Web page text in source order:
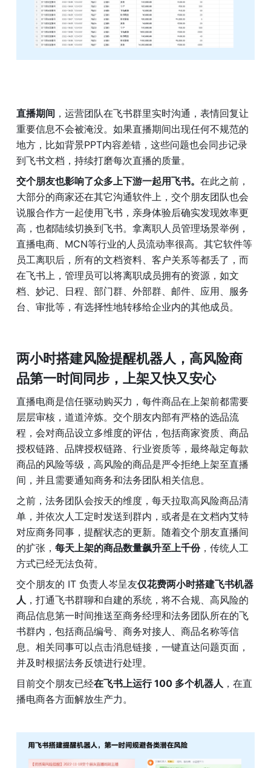
直播期间 ，运营团队在飞书群里实时沟通，表情回复让
重要信息不会被淹没。如果直播期间出现任何不规范的
地方，比如背景PPT内容差错，这些问题也会同步记录
到飞书文档，持续打磨每次直播的质量。
交个朋友也影响了众多上下游一起用飞书。 在此之前，
大部分的商家还在其它沟通软件上，交个朋友团队也会
说服合作方一起使用飞书，亲身体验后确实发现效率更
高，也都陆续切换到飞书。拿离职人员管理场景举例，
直播电商、MCN等行业的人员流动率很高。其它软件等
员工离职后，所有的文档资料、客户关系等都丢了，而
在飞书上，管理员可以将离职成员拥有的资源，如文
档、妙记、日程、部门群、外部群、邮件、应用、服务
台、审批等，有选择性地转移给企业内的其他成员。
两小时搭建风险提醒机器人，高风险商
品第一时间同步，上架又快又安心
直播电商是信任驱动购买力，每件商品在上架前都需要
层层审核，道道淬炼。交个朋友内部有严格的选品流
程，会对商品设立多维度的评估，包括商家资质、商品
授权链路、品牌授权链路、行业资质等，最终敲定每款
商品的风险等级，高风险的商品是严令拒绝上架至直播
间，并且需要通知商务和法务团队相关信息。
之前，法务团队会按天的维度，每天拉取高风险商品清
单，并依次人工定时发送到群内，或者是在文档内艾特
对应商务同事，提醒状态的更新。随着交个朋友直播间
的扩张， 每天上架的商品数量飙升至上千份，传统人工
方式已经无法负荷。
交个朋友的 IT 负责人岑呈友仅花费两小时搭建飞书机器
人 ，打通飞书群聊和自建的系统，将不合规、高风险的
商品信息第一时间推送至商务经理和法务团队所在的飞
书群内，包括商品编号、商务对接人、商品名称等信
息。相关同事可以点击消息链接，一键直达问题页面，
并及时根据法务反馈进行处理。
目前交个朋友已经在飞书上运行 100 多个机器人 ，在直
播电商各方面解放生产力。